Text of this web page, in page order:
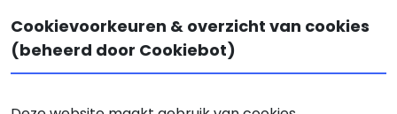
Cookievoorkeuren & overzicht van cookies
(beheerd door Cookiebot)